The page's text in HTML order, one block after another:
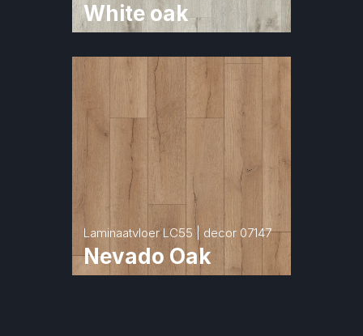
White oak
Laminaatvloer LC55 | decor 07147
Nevado Oak